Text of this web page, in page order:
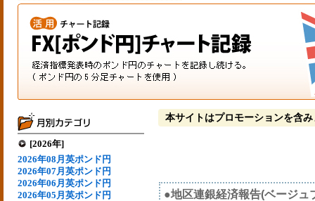
[2026年]
2026年08月英ポンド円
2026年07月英ポンド円
2026年06月英ポンド円
2026年05月英ポンド円
本サイトはプロモーションを含み
●地区連銀経済報告(ベージュ